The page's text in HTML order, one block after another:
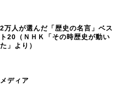
2万人が選んだ「歴史の名言」ベス
ト20（ＮＨＫ「その時歴史が動い
た」より）
メディア